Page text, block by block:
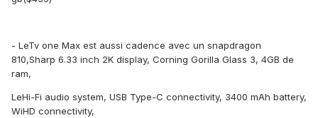
- LeTv one Max est aussi cadence avec un snapdragon
810,Sharp 6.33 inch 2K display, Corning Gorilla Glass 3, 4GB de
ram,
LeHi-Fi audio system, USB Type-C connectivity, 3400 mAh battery,
WiHD connectivity,